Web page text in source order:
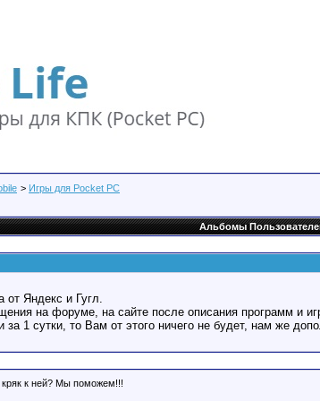
> Игры для Pocket PC
Альбомы
от Яндекс и Гугл.
на форуме, на сайте после описания программ и
1 сутки, то Вам от этого ничего не будет, нам же
к ней? Мы поможем!!!